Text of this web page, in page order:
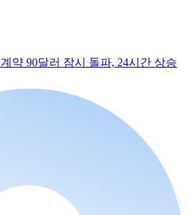
약 90달러 잠시 돌파, 24시간 상승